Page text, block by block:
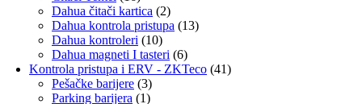
Dahua čitači kartica (2)
Dahua kontrola pristupa (13)
Dahua kontroleri (10)
Dahua magneti I tasteri (6)
Kontrola pristupa i ERV - ZKTeco (41)
Pešačke barijere (3)
Parking barijera (1)